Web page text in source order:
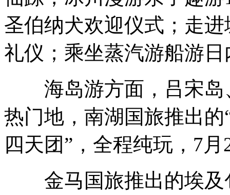
圣伯纳犬欢迎仪式；走
礼仪；乘坐蒸汽游船游
海岛游方面，吕宋岛
热门地，南湖国旅推出
四天团”，全程纯玩，7
金马国旅推出的埃及